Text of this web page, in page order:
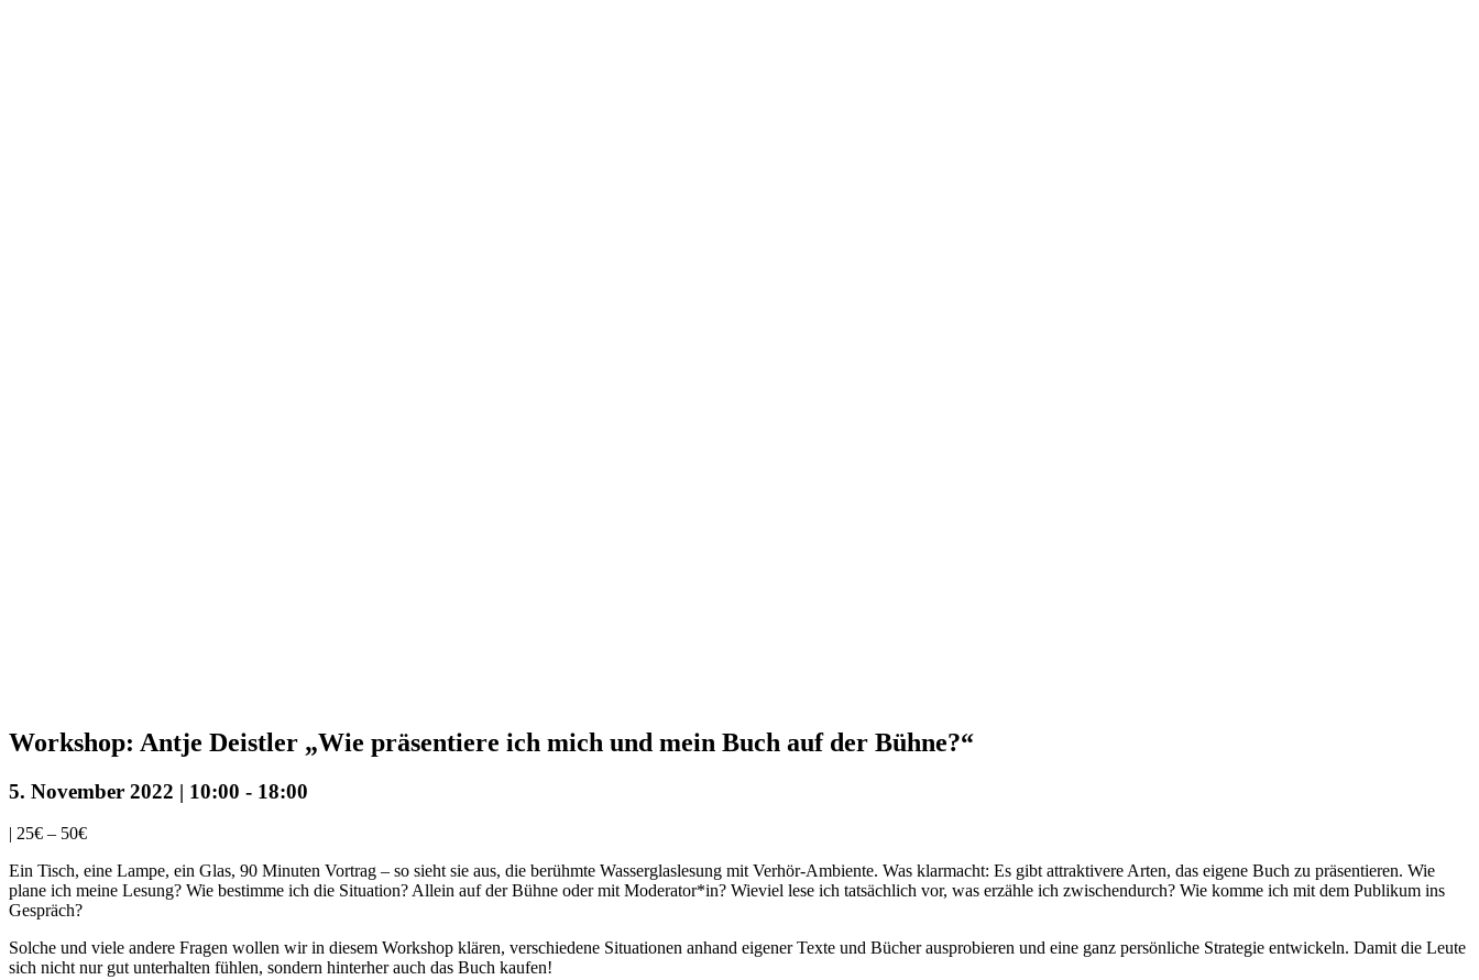
Workshop: Antje Deistler „Wie präsentiere ich mich und mein Buch auf der Bühne?“
5. November 2022 | 10:00 - 18:00
| 25€ – 50€
Ein Tisch, eine Lampe, ein Glas, 90 Minuten Vortrag – so sieht sie aus, die berühmte Wasserglaslesung mit Verhör-Ambiente. Was klarmacht: Es gibt attraktivere Arten, das eigene Buch zu präsentieren. Wie
plane ich meine Lesung? Wie bestimme ich die Situation? Allein auf der Bühne oder mit Moderator*in? Wieviel lese ich tatsächlich vor, was erzähle ich zwischendurch? Wie komme ich mit dem Publikum ins
Gespräch?
Solche und viele andere Fragen wollen wir in diesem Workshop klären, verschiedene Situationen anhand eigener Texte und Bücher ausprobieren und eine ganz persönliche Strategie entwickeln. Damit die Leute
sich nicht nur gut unterhalten fühlen, sondern hinterher auch das Buch kaufen!